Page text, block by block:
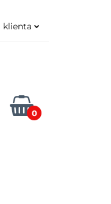
klienta
cookies
0